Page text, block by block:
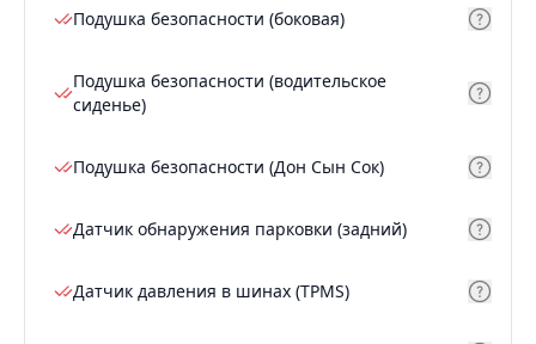
Подушка безопасности (боковая)
Подушка безопасности (водительское
сиденье)
Подушка безопасности (Дон Сын Сок)
Датчик обнаружения парковки (задний)
Датчик давления в шинах (TPMS)